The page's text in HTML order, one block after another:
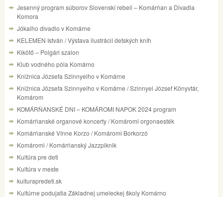
Jesenný program súborov Slovenskí rebeli – Komárňan a Divadla
Komora
Jókaiho divadlo v Komárne
KELEMEN István / Výstava ilustrácií detských kníh
Kikötő – Polgári szalon
Klub vodného póla Komárno
Knižnica Józsefa Szinnyeiho v Komárne
Knižnica Józsefa Szinnyeiho v Komárne / Szinnyei József Könyvtár,
Komárom
KOMÁRŇANSKÉ DNI – KOMÁROMI NAPOK 2024 program
Komárňanské organové koncerty / Komáromi orgonaesték
Komárňanské Vínne Korzo / Komáromi Borkorzó
Komáromi / Komárňanský Jazzpiknik
Kultúra pre deti
Kultúra v meste
kulturapredeti.sk
Kultúrne podujatia Základnej umeleckej školy Komárno